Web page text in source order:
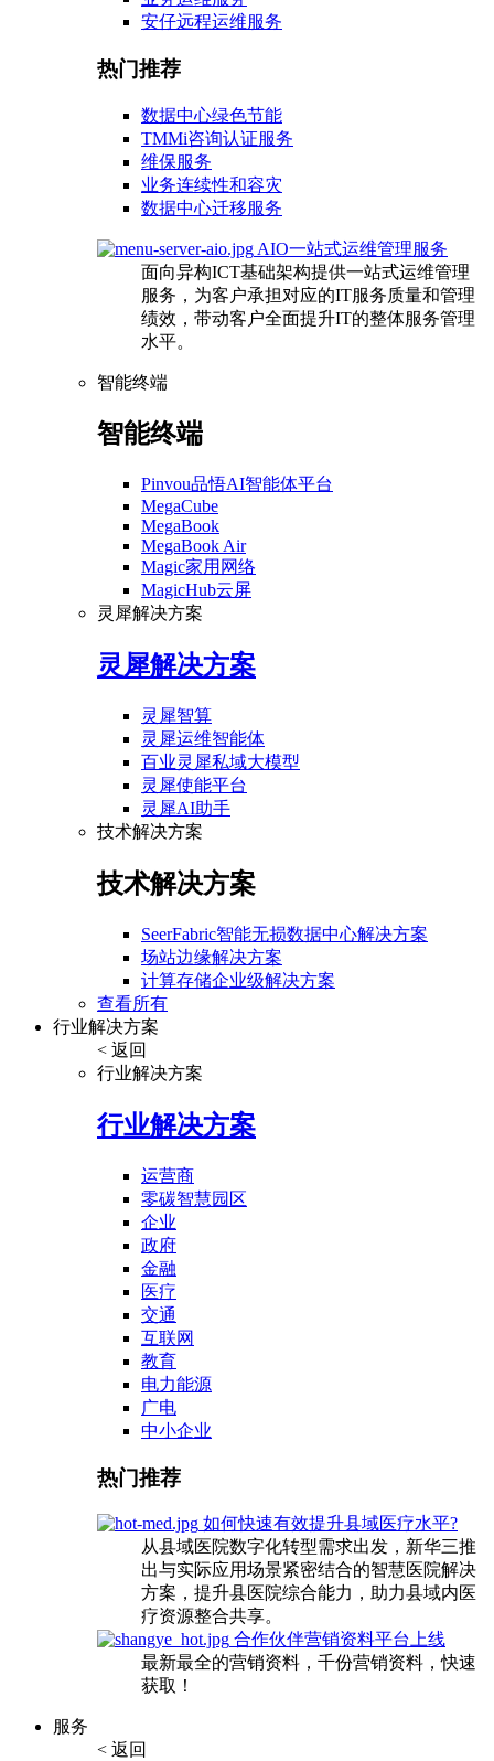
安仔远程运维服务
热门推荐
数据中心绿色节能
TMMi咨询认证服务
维保服务
业务连续性和容灾
数据中心迁移服务
AIO一站式运维管理服务
面向异构ICT基础架构提供一站式运维管理
服务，为客户承担对应的IT服务质量和管理
绩效，带动客户全面提升IT的整体服务管理
水平。
智能终端
智能终端
Pinvou品悟AI智能体平台
MegaCube
MegaBook
MegaBook Air
Magic家用网络
MagicHub云屏
灵犀解决方案
灵犀解决方案
灵犀智算
灵犀运维智能体
百业灵犀私域大模型
灵犀使能平台
灵犀AI助手
技术解决方案
技术解决方案
SeerFabric智能无损数据中心解决方案
场站边缘解决方案
计算存储企业级解决方案
查看所有
行业解决方案
< 返回
行业解决方案
行业解决方案
运营商
零碳智慧园区
企业
政府
金融
医疗
交通
互联网
教育
电力能源
广电
中小企业
热门推荐
如何快速有效提升县域医疗水平?
从县域医院数字化转型需求出发，新华三推
出与实际应用场景紧密结合的智慧医院解决
方案，提升县医院综合能力，助力县域内医
疗资源整合共享。
合作伙伴营销资料平台上线
最新最全的营销资料，千份营销资料，快速
获取！
服务
< 返回